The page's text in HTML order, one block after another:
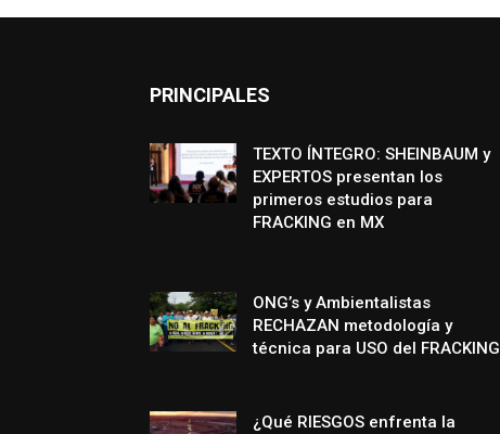
PRINCIPALES
TEXTO ÍNTEGRO: SHEINBAUM y
EXPERTOS presentan los
primeros estudios para
FRACKING en MX
ONG’s y Ambientalistas
RECHAZAN metodología y
técnica para USO del FRACKING
¿Qué RIESGOS enfrenta la